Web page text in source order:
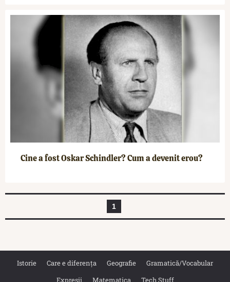
Cine a fost Oskar Schindler? Cum a devenit erou?
1
Istorie Care e diferența Geografie
Gramatică/Vocabular
Expresii
Matematica Tech Stuff